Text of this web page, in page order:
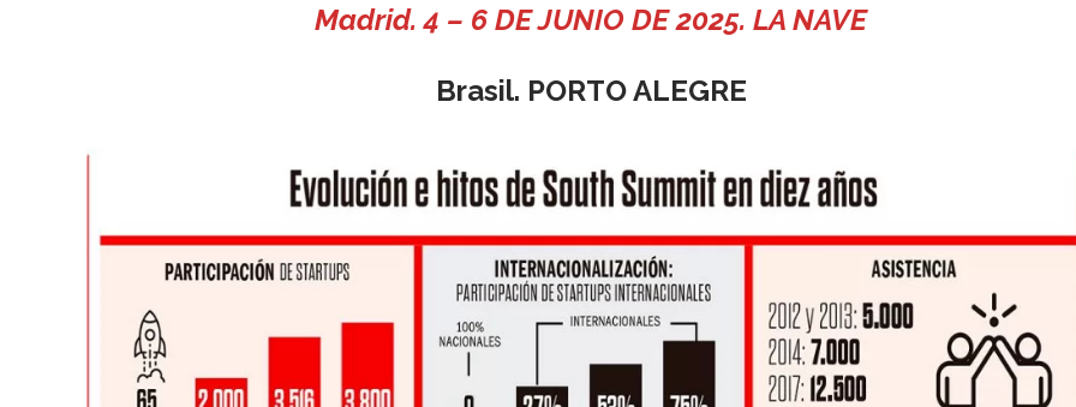
Madrid. 4 – 6 DE JUNIO DE 2025. LA NAVE
Brasil. PORTO ALEGRE